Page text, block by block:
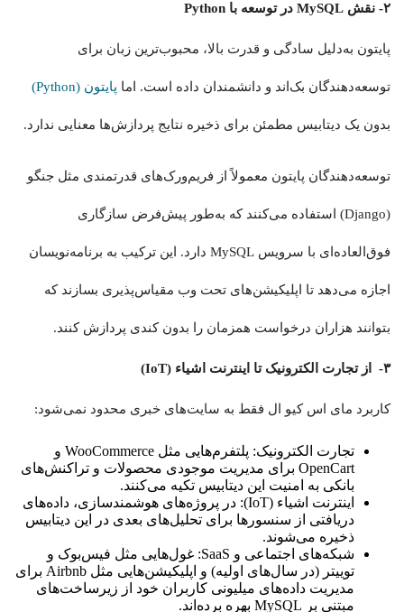
۲- نقش MySQL در توسعه با Python
پایتون به‌دلیل سادگی و قدرت بالا، محبوب‌ترین زبان برای
توسعه‌دهندگان بک‌اند و دانشمندان داده است. اما پایتون (Python)
بدون یک دیتابیس مطمئن برای ذخیره نتایج پردازش‌ها معنایی ندارد.
توسعه‌دهندگان پایتون معمولاً از فریم‌ورک‌های قدرتمندی مثل جنگو
(Django) استفاده می‌کنند که به‌طور پیش‌فرض سازگاری
فوق‌العاده‌ای با سرویس MySQL دارد. این ترکیب به برنامه‌نویسان
اجازه می‌دهد تا اپلیکیشن‌های تحت وب مقیاس‌پذیری بسازند که
بتوانند هزاران درخواست همزمان را بدون کندی پردازش کنند.
۳- از تجارت الکترونیک تا اینترنت اشیاء (IoT)
کاربرد مای اس کیو ال فقط به سایت‌های خبری محدود نمی‌شود:
تجارت الکترونیک: پلتفرم‌هایی مثل WooCommerce و
OpenCart برای مدیریت موجودی محصولات و تراکنش‌های
بانکی به امنیت این دیتابیس تکیه می‌کنند.
اینترنت اشیاء (IoT): در پروژه‌های هوشمندسازی، داده‌های
دریافتی از سنسورها برای تحلیل‌های بعدی در این دیتابیس
ذخیره می‌شوند.
شبکه‌های اجتماعی و SaaS: غول‌هایی مثل فیس‌بوک و
توییتر (در سال‌های اولیه) و اپلیکیشن‌هایی مثل Airbnb برای
مدیریت داده‌های میلیونی کاربران خود از زیرساخت‌های
مبتنی بر MySQL بهره برده‌اند.